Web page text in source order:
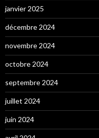
janvier 2025
décembre 2024
novembre 2024
octobre 2024
septembre 2024
juillet 2024
juin 2024